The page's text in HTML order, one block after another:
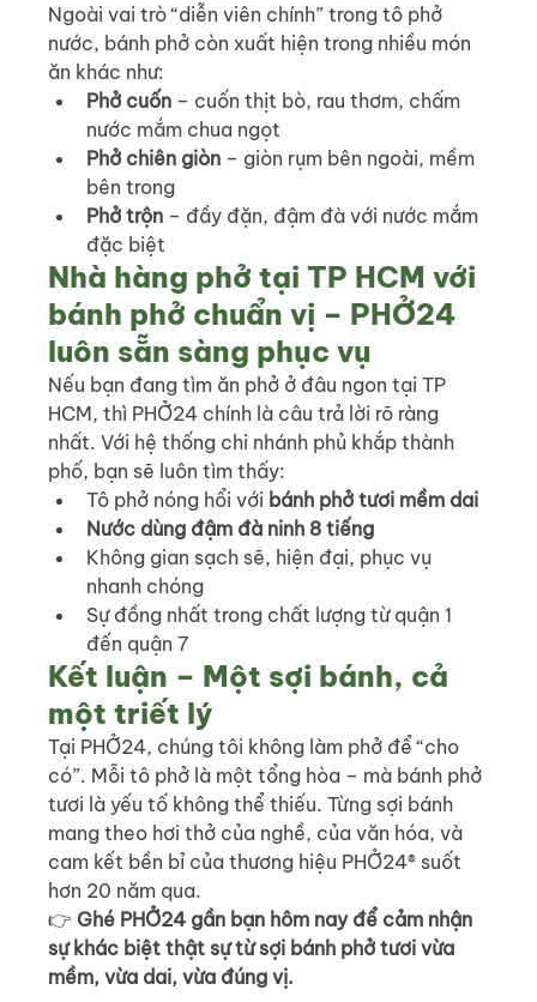
Ngoài vai trò “diễn viên chính” trong tô phở
nước, bánh phở còn xuất hiện trong nhiều món
ăn khác như:
Phở cuốn – cuốn thịt bò, rau thơm, chấm
nước mắm chua ngọt
Phở chiên giòn – giòn rụm bên ngoài, mềm
bên trong
Phở trộn – đầy đặn, đậm đà với nước mắm
đặc biệt
Nhà hàng phở tại TP HCM với
bánh phở chuẩn vị – PHỞ24
luôn sẵn sàng phục vụ
Nếu bạn đang tìm ăn phở ở đâu ngon tại TP
HCM, thì PHỞ24 chính là câu trả lời rõ ràng
nhất. Với hệ thống chi nhánh phủ khắp thành
phố, bạn sẽ luôn tìm thấy:
Tô phở nóng hổi với bánh phở tươi mềm dai
Nước dùng đậm đà ninh 8 tiếng
Không gian sạch sẽ, hiện đại, phục vụ
nhanh chóng
Sự đồng nhất trong chất lượng từ quận 1
đến quận 7
Kết luận – Một sợi bánh, cả
một triết lý
Tại PHỞ24, chúng tôi không làm phở để “cho
có”. Mỗi tô phở là một tổng hòa – mà bánh phở
tươi là yếu tố không thể thiếu. Từng sợi bánh
mang theo hơi thở của nghề, của văn hóa, và
cam kết bền bỉ của thương hiệu PHỞ24® suốt
hơn 20 năm qua.
👉 Ghé PHỞ24 gần bạn hôm nay để cảm nhận
sự khác biệt thật sự từ sợi bánh phở tươi vừa
mềm, vừa dai, vừa đúng vị.